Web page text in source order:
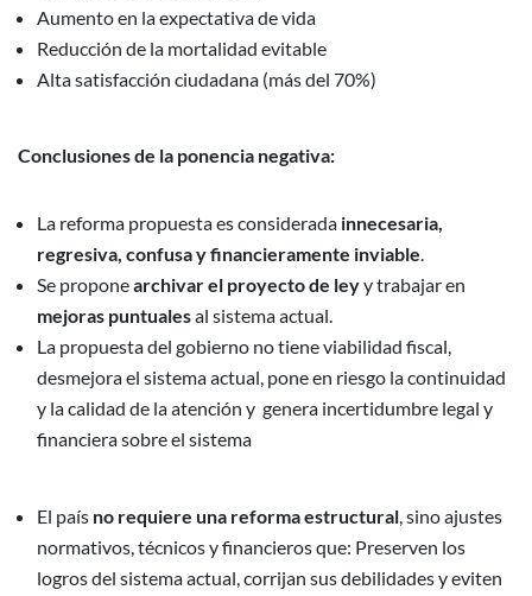
Aumento en la expectativa de vida
Reducción de la mortalidad evitable
Alta satisfacción ciudadana (más del 70%)
Conclusiones de la ponencia negativa:
La reforma propuesta es considerada innecesaria,
regresiva, confusa y financieramente inviable.
Se proponearchivar el proyecto de leyy trabajar en
mejoras puntualesal sistema actual.
La propuesta del gobierno no tiene viabilidad fiscal,
desmejora el sistema actual, pone en riesgo la continuidad
y la calidad de la atención y genera incertidumbre legal y
financiera sobre el sistema
El país no requiere una reforma estructural, sino ajustes
normativos, técnicos y financieros que: Preserven los
logros del sistema actual, corrijan sus debilidades y eviten